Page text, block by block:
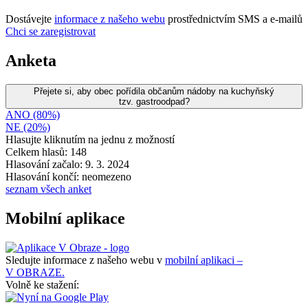
Dostávejte informace z našeho webu prostřednictvím SMS a e-mailů
Chci se zaregistrovat
Anketa
Přejete si, aby obec pořídila občanům nádoby na kuchyňský
tzv. gastroodpad?
ANO (80%)
NE (20%)
Hlasujte kliknutím na jednu z možností
Celkem hlasů: 148
Hlasování začalo: 9. 3. 2024
Hlasování končí: neomezeno
seznam všech anket
Mobilní aplikace
Sledujte informace z našeho webu v mobilní aplikaci –
V OBRAZE.
Volně ke stažení: